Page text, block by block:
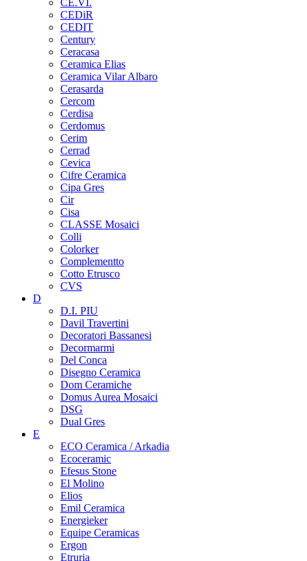
CE.VI.
CEDiR
CEDIT
Century
Ceracasa
Ceramica Elias
Ceramica Vilar Albaro
Cerasarda
Cercom
Cerdisa
Cerdomus
Cerim
Cerrad
Cevica
Cifre Ceramica
Cipa Gres
Cir
Cisa
CLASSE Mosaici
Colli
Colorker
Complementto
Cotto Etrusco
CVS
D
D.I. PIU
Davil Travertini
Decoratori Bassanesi
Decormarmi
Del Conca
Disegno Ceramica
Dom Ceramiche
Domus Aurea Mosaici
DSG
Dual Gres
E
ECO Ceramica / Arkadia
Ecoceramic
Efesus Stone
El Molino
Elios
Emil Ceramica
Energieker
Equipe Ceramicas
Ergon
Etruria